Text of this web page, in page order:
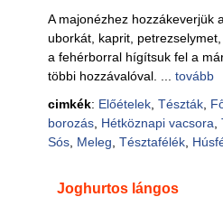
A majonézhez hozzákeverjük
uborkát, kaprit,
a fehérborral hígítsuk fel a
többi hozzávalóval. ... tovább
cimkék: Előételek, Tészták,
borozás, Hétköznapi vacsora
Sós, Meleg Tésztafélék,
Joghurtos lángos